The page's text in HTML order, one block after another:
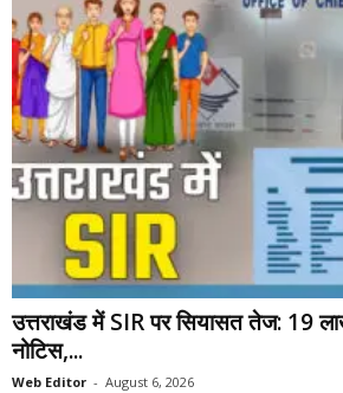
उत्तराखंड में SIR पर सियासत तेज: 19
नोटिस,...
Web Editor - August 6, 2026